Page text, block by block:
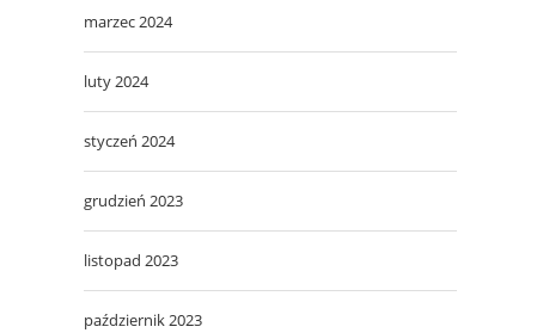
marzec 2024
luty 2024
styczeń 2024
grudzień 2023
listopad 2023
październik 2023